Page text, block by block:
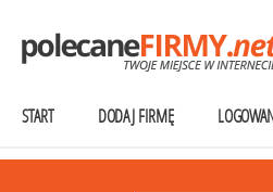
START DODAJ FIRMĘ